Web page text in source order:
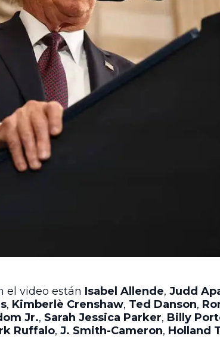
el video están Isabel Allende, Judd
, Kimberlè Crenshaw, Ted Danson,
Jr., Sarah Jessica Parker, Billy
Ruffalo, J. Smith-Cameron, Holland